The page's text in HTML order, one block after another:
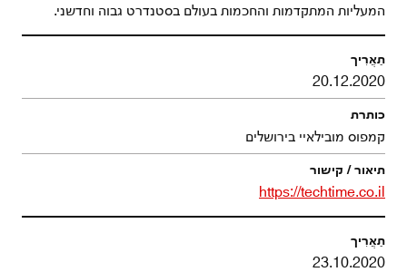
המעליות המתקדמות והחכמות בעולם בסטנדרט גבוה וחדשני.
20.12.2020
קמפוס מובילאיי בירושלים
https://techtime.co.il
23.10.2020